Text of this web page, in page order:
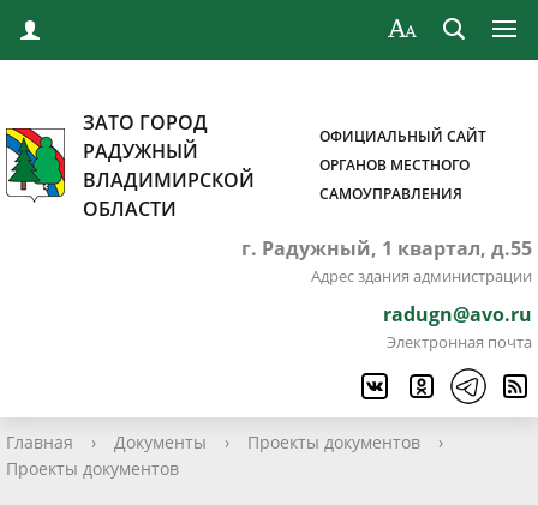
ЗАТО ГОРОД
РАДУЖНЫЙ
ВЛАДИМИРСКОЙ
ОБЛАСТИ
ОФИЦИАЛЬНЫЙ САЙТ
ОРГАНОВ МЕСТНОГО
САМОУПРАВЛЕНИЯ
г. Радужный, 1 квартал, д.55
Адрес здания администрации
radugn@avo.ru
Электронная почта
Главная › Документы › Проекты документов
›
Проекты документов